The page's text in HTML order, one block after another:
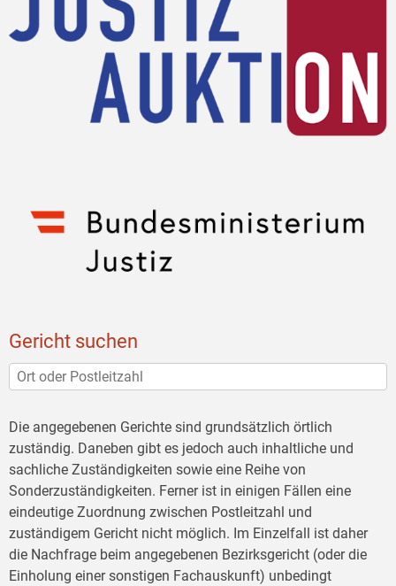
Gericht suchen
Die angegebenen Gerichte sind grundsätzlich örtlich
zuständig. Daneben gibt es jedoch auch inhaltliche und
sachliche Zuständigkeiten sowie eine Reihe von
Sonderzuständigkeiten. Ferner ist in einigen Fällen eine
eindeutige Zuordnung zwischen Postleitzahl und
zuständigem Gericht nicht möglich. Im Einzelfall ist daher
die Nachfrage beim angegebenen Bezirksgericht (oder die
Einholung einer sonstigen Fachauskunft) unbedingt